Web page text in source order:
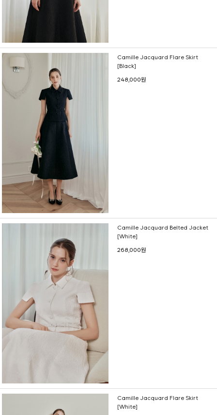
Camille Jacquard Flare Skirt
[Black]
248,000원
Camille Jacquard Belted Jacket
[White]
268,000원
Camille Jacquard Flare Skirt
[White]